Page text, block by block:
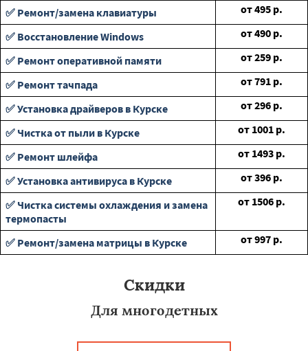
✅ Ремонт/замена клавиатуры
от495 р.
✅ Восстановление Windows
от490 р.
✅ Ремонт оперативной памяти
от259 р.
✅ Ремонт тачпада
от791 р.
✅ Установка драйверов в Курске
от296 р.
✅ Чистка от пыли в Курске
от 1001 р.
✅ Ремонт шлейфа
от 1493 р.
✅ Установка антивируса в Курске
от396 р.
✅ Чистка системы охлаждения и замена
термопасты
от 1506 р.
✅ Ремонт/замена матрицы в Курске от997 р.
Скидки
Для многодетных